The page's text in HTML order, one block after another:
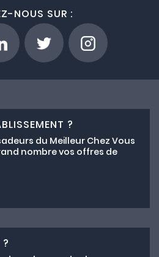
NOUS SUR :
?
du Meilleur Chez Vous
nombre vos offres de
?